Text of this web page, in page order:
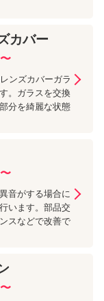
カバー
〜
ンズカバーガラ
。ガラスを交換
分を綺麗な状態
〜
音がする場合に
います。部品交
スなどで改善で
〜